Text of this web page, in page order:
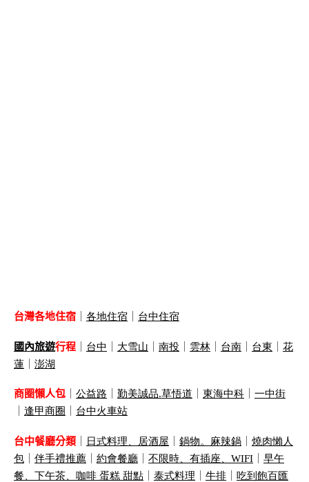
台灣各地住宿 各地住宿 台中住宿
國內旅遊行程 台中 大雪山 南投 雲林 台南 台東
花
蓮
澎湖
商圈懶人包 公益路 勤美誠品.草悟道 東海中科
一中街
逢甲商圈 台中火車站
台中餐廳分類 日式料理、居酒屋 鍋物。麻辣鍋
燒肉懶人
包
伴手禮推薦 約會餐廳 不限時、有插座、 WIFI
早午
餐、下午茶、咖啡 蛋糕 甜點
泰式料理 牛排 吃到飽百匯